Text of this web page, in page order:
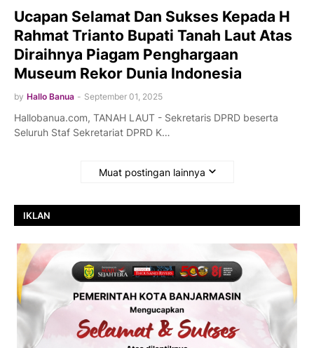
Ucapan Selamat Dan Sukses Kepada H
Rahmat Trianto Bupati Tanah Laut Atas
Diraihnya Piagam Penghargaan
Museum Rekor Dunia Indonesia
by Hallo Banua - September 01, 2025
Hallobanua.com, TANAH LAUT - Sekretaris DPRD beserta
Seluruh Staf Sekretariat DPRD K…
Muat postingan lainnya
IKLAN